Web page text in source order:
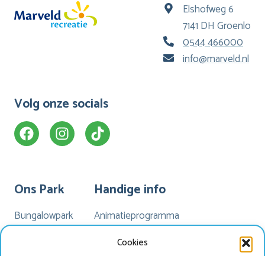
Cookies
Elshofweg 6
7141 DH Groenlo
0544 466000
info@marveld.nl
Volg onze socials
Ons Park
Bungalowpark
Handige info
Animatieprogramma
Marveld App